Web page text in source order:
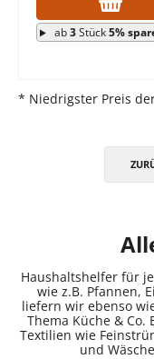
ab3Stück5%
* Niedrigster Preis
Haushaltshelfer für
wie z.B. Pfannen,
liefern wir ebenso
Thema Küche &
Textilien wie
und